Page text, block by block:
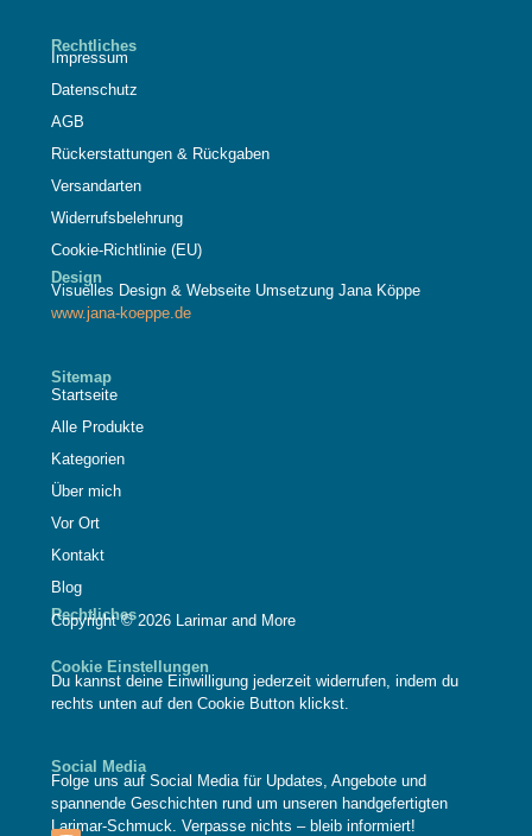
Rechtliches
Impressum
Datenschutz
AGB
Rückerstattungen & Rückgaben
Versandarten
Widerrufsbelehrung
Cookie-Richtlinie (EU)
Design
Visuelles Design & Webseite Umsetzung Jana Köppe
www.jana-koeppe.de
Sitemap
Startseite
Alle Produkte
Kategorien
Über mich
Vor Ort
Kontakt
Blog
Rechtliches
Copyright © 2026 Larimar and More
Cookie Einstellungen
Du kannst deine Einwilligung jederzeit widerrufen, indem du
rechts unten auf den Cookie Button klickst.
Social Media
Folge uns auf Social Media für Updates, Angebote und
spannende Geschichten rund um unseren handgefertigten
Larimar-Schmuck. Verpasse nichts – bleib informiert!